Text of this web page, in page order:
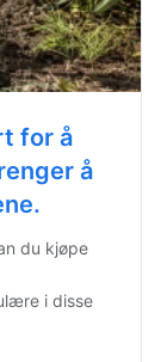
for å
å
du kjøpe
i disse